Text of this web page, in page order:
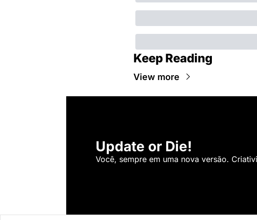
Keep Reading
View more
Update or Die!
Você, sempre em uma nova versão.